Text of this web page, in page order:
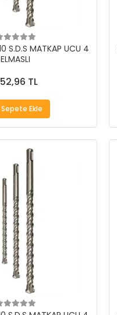
S.D.S MATKAP UCU 4
ELMASLI
TL
Sepete Ekle